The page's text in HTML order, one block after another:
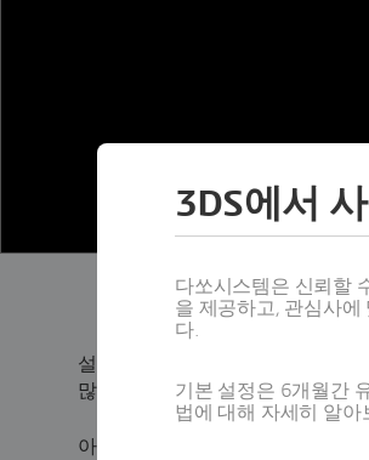
설계자들이 떠올리는 멋진 아이디
많습니다.
아이디어가 설득력이 없거나 근본
3DS에서
다쏘시스템은 신뢰할
을 제공하고, 관심사에
다.
기본 설정은 6개월간
법에 대해 자세히 알아